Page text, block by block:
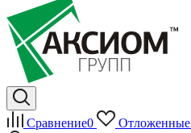
Сравнение0 Отложенные